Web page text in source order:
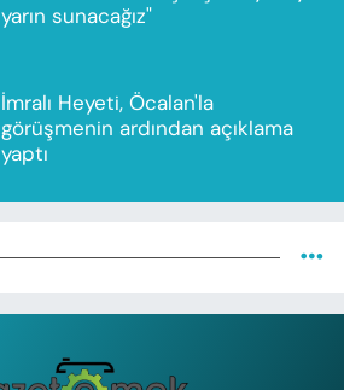
yarın sunacağız"
İmralı Heyeti, Öcalan'la
görüşmenin ardından açıklama
yaptı